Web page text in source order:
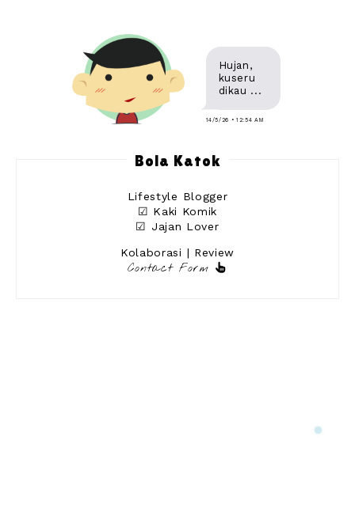
Hujan,
kuseru
dikau ...
14/5/26 • 12:54 AM
Bola Katok
Lifestyle Blogger
☑ Kaki Komik
☑ Jajan Lover
Kolaborasi | Review
Contact Form